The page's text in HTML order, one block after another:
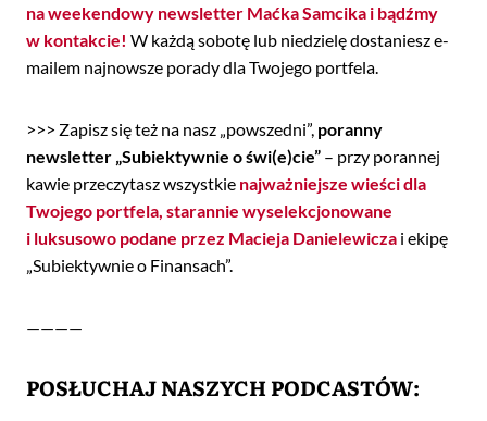
na weekendowy newsletter Maćka Samcika i bądźmy
w kontakcie! W każdą sobotę lub niedzielę dostaniesz e-
mailem najnowsze porady dla Twojego portfela.
>>> Zapisz się też na nasz „powszedni”, poranny
newsletter „Subiektywnie o świ(e)cie” – przy porannej
kawie przeczytasz wszystkie najważniejsze wieści dla
Twojego portfela, starannie wyselekcjonowane
i luksusowo podane przez Macieja Danielewicza i ekipę
„Subiektywnie o Finansach”.
————
POSŁUCHAJ NASZYCH PODCASTÓW: